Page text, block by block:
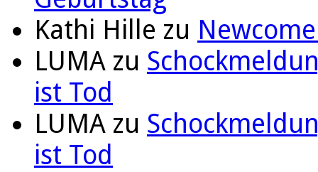
Kathi Hille zu
LUMA zu
ist Tod
LUMA zu
ist Tod